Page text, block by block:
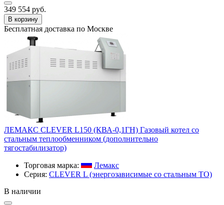
349 554 руб.
В корзину
Бесплатная доставка по Москве
ЛЕМАКС CLEVER L150 (КВА-0,1ГН) Газовый котел со
стальным теплообменником (дополнительно
тягостабилизатор)
Торговая марка:
Лемакс
Серия: CLEVER L (энергозависимые со стальным ТО)
В наличии